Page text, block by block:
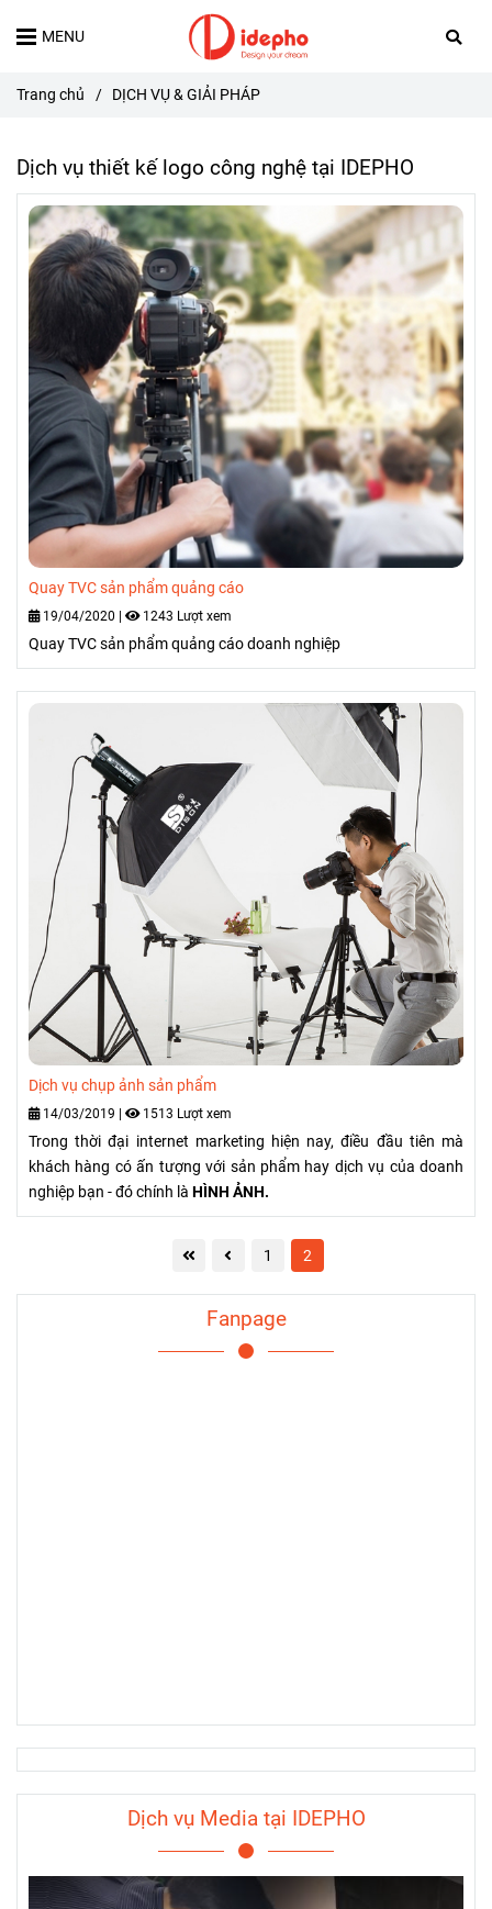
MENU
Trang chủ / DỊCH VỤ & GIẢI PHÁP
Dịch vụ thiết kế logo công nghệ tại IDEPHO
Quay TVC sản phẩm quảng cáo
19/04/2020 1243 Lượt xem
Quay TVC sản phẩm quảng cáo doanh nghiệp
Dịch vụ chụp ảnh sản phẩm
14/03/2019 1513 Lượt xem
Trong thời đại internet marketing hiện nay, điều đầu tiên mà
khách hàng có ấn tượng với sản phẩm hay dịch vụ của doanh
nghiệp bạn - đó chính là HÌNH ẢNH.
1 2
Fanpage
Dịch vụ Media tại IDEPHO